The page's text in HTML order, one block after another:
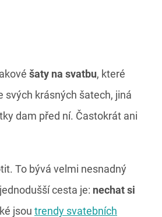
šaty na svatbu, které
svých krásných šatech, jiná
dam před ní. Častokrát ani
To bývá velmi nesnadný
cesta je: nechat si
jsou trendy svatebních